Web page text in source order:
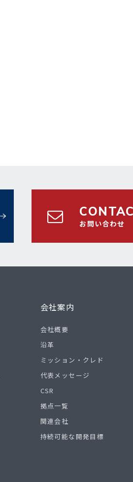
お問い合わせ
会社案内
会社概要
沿革
ミッション・クレド
代表メッセージ
CSR
拠点一覧
関連会社
持続可能な開発目標